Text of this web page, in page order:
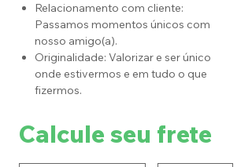
Relacionamento com cliente:
Passamos momentos únicos com
nosso amigo(a).
Originalidade: Valorizar e ser único
onde estivermos e em tudo o que
fizermos.
Calcule seu frete